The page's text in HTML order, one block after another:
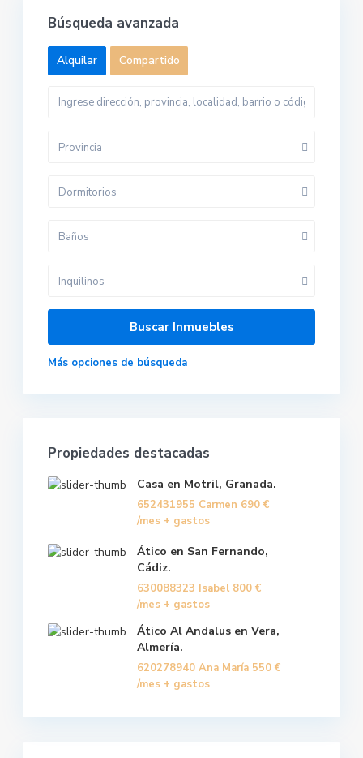
Búsqueda avanzada
Alquilar Compartido
Provincia
Dormitorios
Baños
Inquilinos
Más opciones de búsqueda
Propiedades destacadas
Casa en Motril, Granada.
652431955 Carmen 690 €
/mes + gastos
Ático en San Fernando,
Cádiz.
630088323 Isabel 800 €
/mes + gastos
Ático Al Andalus en Vera,
Almería.
620278940 Ana María 550 €
/mes + gastos